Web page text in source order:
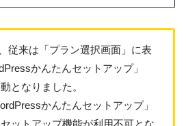
従来は「プラン選択画面」に表
かんたんセットアップ」
となりました。
かんたんセットアップ」